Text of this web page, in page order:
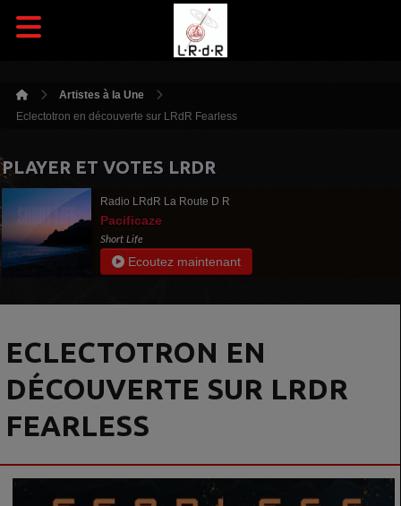
Artistes à la Une
Eclectotron en découverte sur LRdR Fearless
PLAYER ET VOTES LRDR
Radio LRdR La Route D R
Pacificaze
Short Life
Ecoutez maintenant
ECLECTOTRON EN
DÉCOUVERTE SUR LRDR
FEARLESS